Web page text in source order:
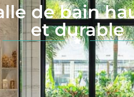
de bain
et durable